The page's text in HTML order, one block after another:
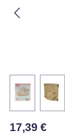
Regulärer Preis:
17,39 €